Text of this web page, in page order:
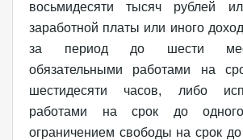
восьмидесяти тысяч рублей
заработной платы или иного
за период до шести
обязательными работами на
шестидесяти часов, либо
работами на срок до
ограничением свободы на срок до